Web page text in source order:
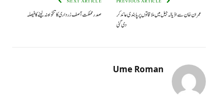
عمران خان سے اڈیالہ جیل میں ملاقاتوں پر پابندی عائد کر
دی گئی
صدر مملکت آصف زرداری کا تنخواہ نہ لینے کا فیصلہ
Ume Roman